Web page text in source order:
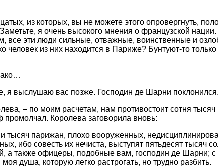
из которых, вы не можете этого опровергнуть,
я очень высокого мнения о французской нации.
все эти люди сильные, отважные, воинственные и
человек из них находится в Париже? Бунтуют-то
я выслушаю вас позже. Господин де Шарни поклонился.
– по моим расчетам, нам противостоит сотня
промолчал. Королева заговорила вновь:
тысяч парижан, плохо вооруженных,
ибо совесть их нечиста, выступят пятьдесят тысяч
а также офицеры, подобные вам, господин де Шарни; с
душа, которую легко растрогать, но трудно разбить.